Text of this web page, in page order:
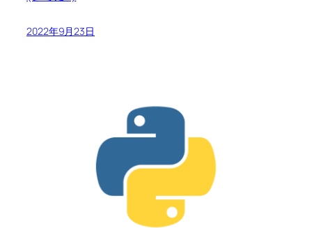
2022年9月23日